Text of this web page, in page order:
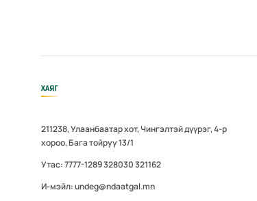
ХАЯГ
211238, Улаанбаатар хот, Чингэлтэй дүүрэг, 4-р
хороо, Бага тойруу 13/1
Утас: 7777-1289 328030 321162
И-мэйл: undeg@ndaatgal.mn